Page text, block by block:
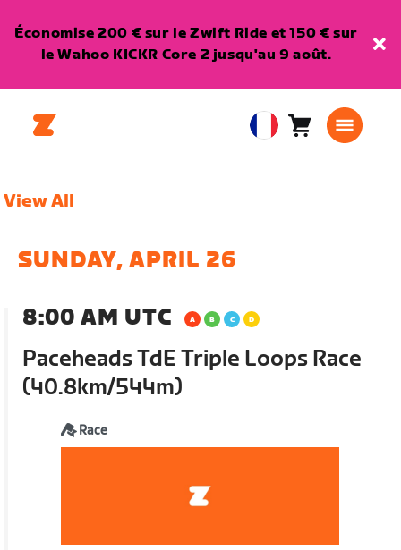
Économise 200 € sur le Zwift Ride et 150 € sur
le Wahoo KICKR Core 2 jusqu'au 9 août.
EuropeanPanier0
View All
SUNDAY, APRIL 26
8:00 AM UTC
Paceheads TdE Triple Loops Race
(40.8km/544m)
Race